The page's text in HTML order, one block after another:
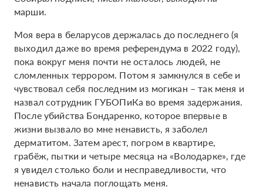
марши.
Моя вера в беларусов держалась до последнего (я
выходил даже во время референдума в 2022 году),
пока вокруг меня почти не осталось людей, не
сломленных террором. Потом я замкнулся в себе и
чувствовал себя последним из могикан – так меня и
назвал сотрудник ГУБОПиКа во время задержания.
После убийства Бондаренко, которое впервые в
жизни вызвало во мне ненависть, я заболел
дерматитом. Затем арест, погром в квартире,
грабёж, пытки и четыре месяца на «Володарке», где
я увидел столько боли и несправедливости, что
ненависть начала поглощать меня.